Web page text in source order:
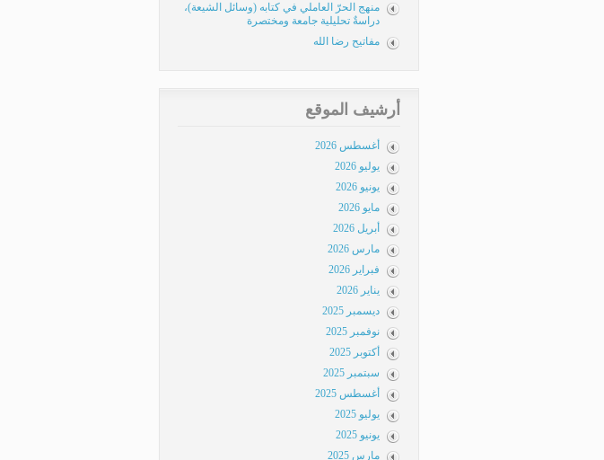
منهج الحرّ العاملي في كتابه (وسائل الشيعة)،
دراسةٌ تحليلية جامعة ومختصرة
مفاتيح رضا الله
أرشيف الموقع
أغسطس 2026
يوليو 2026
يونيو 2026
مايو 2026
أبريل 2026
مارس 2026
فبراير 2026
يناير 2026
ديسمبر 2025
نوفمبر 2025
أكتوبر 2025
سبتمبر 2025
أغسطس 2025
يوليو 2025
يونيو 2025
مارس 2025